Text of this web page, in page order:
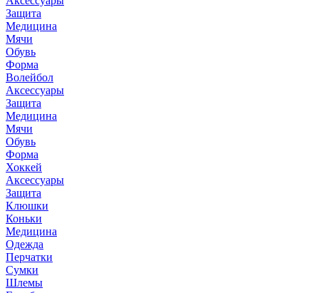
Защита
Медицина
Мячи
Обувь
Форма
Волейбол
Аксессуары
Защита
Медицина
Мячи
Обувь
Форма
Хоккей
Аксессуары
Защита
Клюшки
Коньки
Медицина
Одежда
Перчатки
Сумки
Шлемы